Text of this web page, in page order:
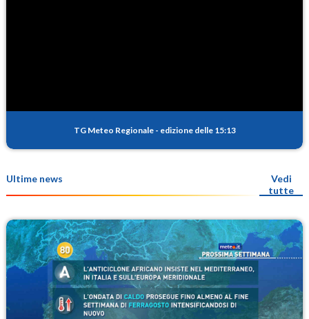
TG Meteo Regionale - edizione delle 15:13
Ultime news
Vedi
tutte